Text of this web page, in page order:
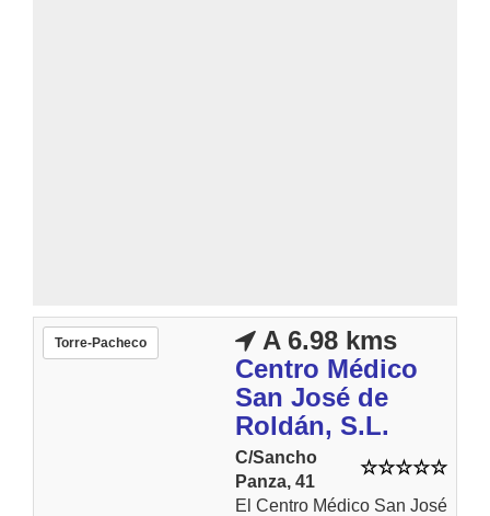
Torre-Pacheco
A 6.98 kms
Centro Médico
San José de
Roldán, S.L.
C/Sancho
Panza, 41
El Centro Médico San José